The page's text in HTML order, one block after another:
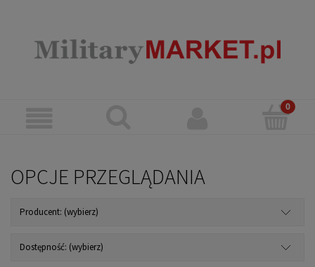
OPCJE PRZEGLĄDANIA
Producent: (wybierz)
Dostępność: (wybierz)